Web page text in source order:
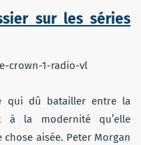
sur les séries
qui dû batailler entre la
la modernité qu’elle
aisée. Peter Morgan